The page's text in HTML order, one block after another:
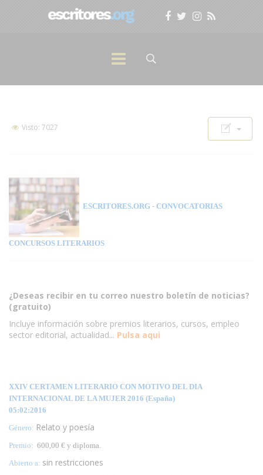
Visto: 7027
ESCRITORES.ORG - CONVOCATORIAS
CONCURSOS LITERARIOS
¿Deseas recibir en tu correo nuestro boletín de noticias?
(gratuito)
Incluye información sobre premios literarios, cursos, empleo
sector editorial, actualidad... Pulsa aqui
XXIV CERTAMEN LITERARIO CON MOTIVO DEL DIA
INTERNACIONAL DE LA MUJER 2016 (España)
05:02:2016
Género: Relato y poesía
Premio: 600,00 € y diploma.
Abierto a: sin restricciones